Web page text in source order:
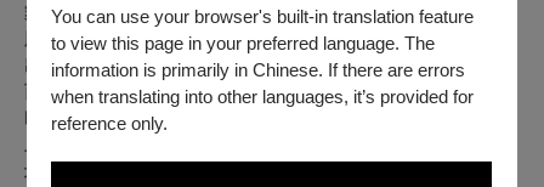
You can use your browser's built-in translation feature
to view this page in your preferred language. The
information is primarily in Chinese. If there are errors
when translating into other languages, it’s provided for
reference only.
舞團以屏東三地門地磨兒部落為根據地，從長期生活與古謠聲
腔之中，發展出「以歌入舞、以舞引歌」的創作方法，並建構
出「tjimur身體技巧」。在這樣的身體之中，文化不被再現，
而是持續運作；舞蹈不只是形式，而是一種承載記憶、關係與
時間的存在方式。
二十年來，舞團足跡遍及歐、亞、美洲，累積國際演出逾200
場，作品獲英國《Total Theatre》讚譽為「通往未知文化的窗